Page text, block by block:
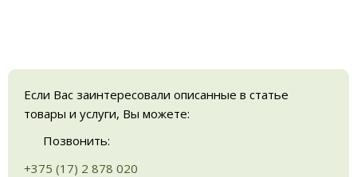
Если Вас заинтересовали описанные в статье
товары и услуги, Вы можете:
Позвонить:
+375 (17) 2 878 020